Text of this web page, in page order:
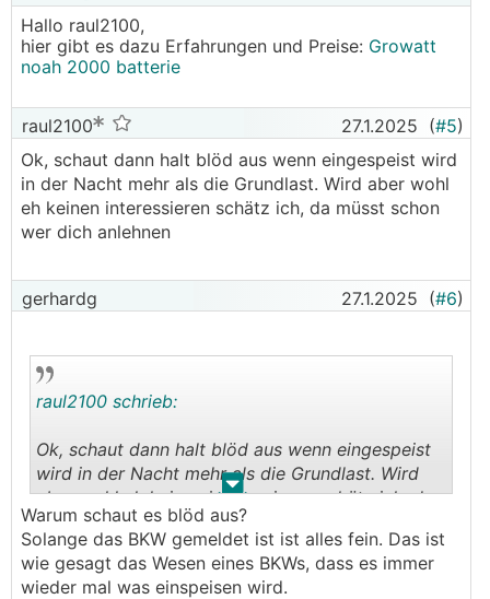
Hallo raul2100,
hier gibt es dazu Erfahrungen und Preise: Growatt
noah 2000 batterie
raul2100 27.1.2025 (#5)
Ok, schaut dann halt blöd aus wenn eingespeist wird
in der Nacht mehr als die Grundlast. Wird aber wohl
eh keinen interessieren schätz ich, da müsst schon
wer dich anlehnen
gerhardg 27.1.2025 (#6)
. .
raul2100 schrieb:
Ok, schaut dann halt blöd aus wenn eingespeist
wird in der Nacht mehr als die Grundlast. Wird
aber wohl eh keinen interessieren schätz ich, da
müsst schon wer dich anlehnen
Warum schaut es blöd aus?
Solange das BKW gemeldet ist ist alles fein. Das ist
wie gesagt das Wesen eines BKWs, dass es immer
wieder mal was einspeisen wird.